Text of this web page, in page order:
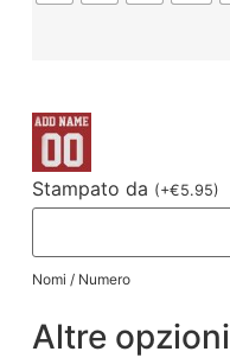
Stampato da (+€5.95)
Nomi / Numero
Altre opzioni